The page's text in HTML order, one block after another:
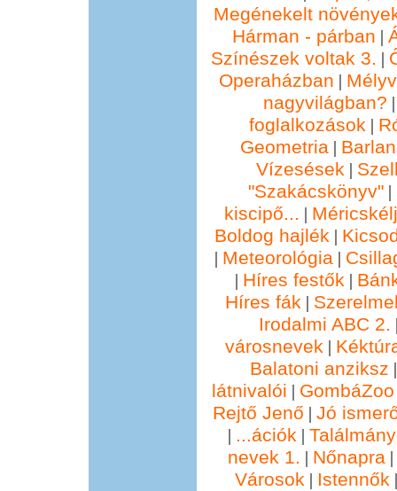
Megénekelt
Hárman - párban |
Színészek voltak 3. |
Operaházban |
nagyvilágban?
foglalkozások |
Geometria|
Vízesések |
"Szakácskönyv" |
kiscipő... |
Boldog hajlék |
| Meteorológia|
| Híres festők |
Híres fák |
Irodalmi ABC 2.
városnevek |
Balatoni anziksz
látnivalói |
Rejtő Jenő | Jó
| ...ációk |
nevek 1. | Nőnapra|
Városok | Istennők